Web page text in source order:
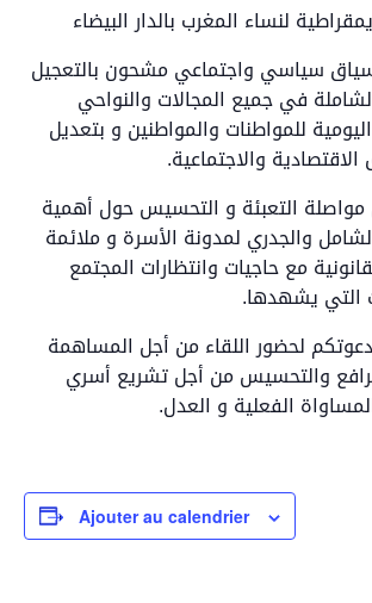
لنساء المغرب بالدار البيضاء
سياق سياسي واجتماعي مشحون بالتعجيل
في جميع المجالات والنواحي
للمواطنات والمواطنين و بتعديل
والاجتماعية.
التعبئة و التحسيس حول أهمية
الشامل والجدري لمدونة الأسرة و ملائمة
مع حاجيات وانتظارات المجتمع
التي يشهدها.
لحضور اللقاء من أجل المساهمة
والتحسيس من أجل تشريع أسري
الفعلية و العدل.
Ajouter au calendrier